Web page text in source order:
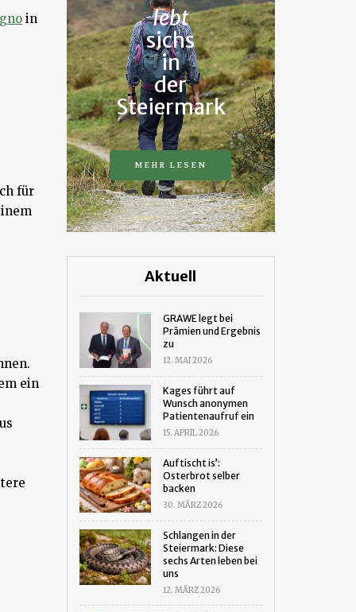
in
für
ein
lebt
sichs
in
der
Steiermark
MEHR LESEN
Aktuell
GRAWE legt bei
Prämien und Ergebnis
zu
12. MAI 2026
Kages führt auf
Wunsch anonymen
Patientenaufruf ein
15. APRIL 2026
Auftischt is’:
Osterbrot selber
backen
30. MÄRZ 2026
Schlangen in der
Steiermark: Diese
sechs Arten leben bei
uns
12. MÄRZ 2026